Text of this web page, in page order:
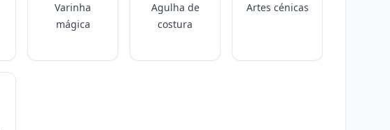
Varinha
mágica
Agulha de
costura
Artes cénicas